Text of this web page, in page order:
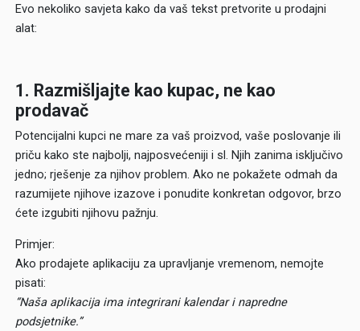
Evo nekoliko savjeta kako da vaš tekst pretvorite u prodajni
alat:
1. Razmišljajte kao kupac, ne kao
prodavač
Potencijalni kupci ne mare za vaš proizvod, vaše poslovanje ili
priču kako ste najbolji, najposvećeniji i sl. Njih zanima isključivo
jedno; rješenje za njihov problem. Ako ne pokažete odmah da
razumijete njihove izazove i ponudite konkretan odgovor, brzo
ćete izgubiti njihovu pažnju.
Primjer:
Ako prodajete aplikaciju za upravljanje vremenom, nemojte
pisati:
“Naša aplikacija ima integrirani kalendar i napredne
podsjetnike.”